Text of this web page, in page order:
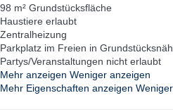
98 m² Grundstücksfläche
Haustiere erlaubt
Zentralheizung
Parkplatz im Freien in
Partys/Veranstaltungen nicht erlaubt
Mehr anzeigen Weniger anzeigen
Mehr Eigenschaften anzeigen